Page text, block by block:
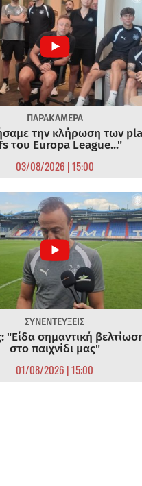
ΠΑΡΑΚΑΜΕΡΑ
την κλήρωση των
του Europa League..."
03/08/2026 | 15:00
ΣΥΝΕΝΤΕΥΞΕΙΣ
"Είδα σημαντική
στο παιχνίδι μας"
01/08/2026 | 15:00